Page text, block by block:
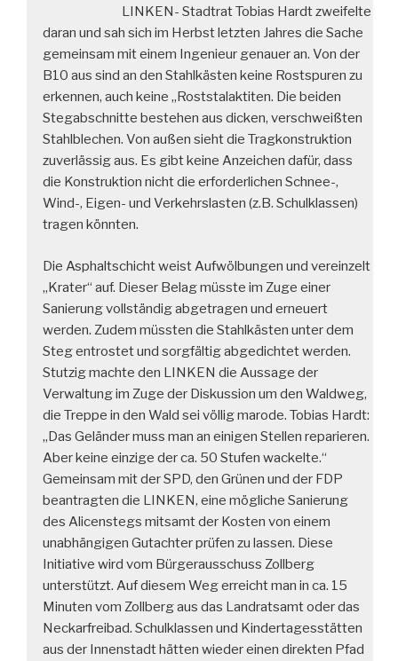
LINKEN- Stadtrat Tobias Hardt zweifelte
daran und sah sich im Herbst letzten Jahres die Sache
gemeinsam mit einem Ingenieur genauer an. Von der
B10 aus sind an den Stahlkästen keine Rostspuren zu
erkennen, auch keine „Roststalaktiten. Die beiden
Stegabschnitte bestehen aus dicken, verschweißten
Stahlblechen. Von außen sieht die Tragkonstruktion
zuverlässig aus. Es gibt keine Anzeichen dafür, dass
die Konstruktion nicht die erforderlichen Schnee-,
Wind-, Eigen- und Verkehrslasten (z.B. Schulklassen)
tragen könnten.
Die Asphaltschicht weist Aufwölbungen und vereinzelt
„Krater“ auf. Dieser Belag müsste im Zuge einer
Sanierung vollständig abgetragen und erneuert
werden. Zudem müssten die Stahlkästen unter dem
Steg entrostet und sorgfältig abgedichtet werden.
Stutzig machte den LINKEN die Aussage der
Verwaltung im Zuge der Diskussion um den Waldweg,
die Treppe in den Wald sei völlig marode. Tobias Hardt:
„Das Geländer muss man an einigen Stellen reparieren.
Aber keine einzige der ca. 50 Stufen wackelte.“
Gemeinsam mit der SPD, den Grünen und der FDP
beantragten die LINKEN, eine mögliche Sanierung
des Alicenstegs mitsamt der Kosten von einem
unabhängigen Gutachter prüfen zu lassen. Diese
Initiative wird vom Bürgerausschuss Zollberg
unterstützt. Auf diesem Weg erreicht man in ca. 15
Minuten vom Zollberg aus das Landratsamt oder das
Neckarfreibad. Schulklassen und Kindertagesstätten
aus der Innenstadt hätten wieder einen direkten Pfad